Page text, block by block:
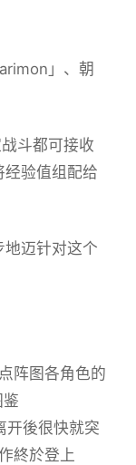
」、朝
斗都可接收
验值组配给
迈针对这个
阵图各角色的
开後很快就突
終於登上